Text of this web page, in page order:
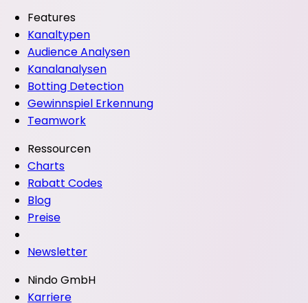
Features
Kanaltypen
Audience Analysen
Kanalanalysen
Botting Detection
Gewinnspiel Erkennung
Teamwork
Ressourcen
Charts
Rabatt Codes
Blog
Preise
Newsletter
Nindo GmbH
Karriere